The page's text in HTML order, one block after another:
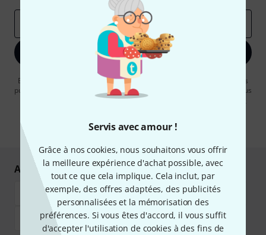
Servis avec amour !
Grâce à nos cookies, nous souhaitons vous offrir
la meilleure expérience d'achat possible, avec
tout ce que cela implique. Cela inclut, par
exemple, des offres adaptées, des publicités
personnalisées et la mémorisation des
préférences. Si vous êtes d'accord, il vous suffit
d'accepter l'utilisation de cookies à des fins de
S'inscrire maintenant
En cliquant sur "S'inscrire maintenant", vous acceptez de recevoir des
publicités par e-mail. La désinscription est possible à tout moment. Vous
pouvez trouver plus d'informations à ce sujet dans notre
* Requis
Achetez et payez en toute sécurité